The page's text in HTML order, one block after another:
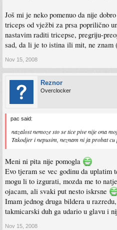
Još mi je neko pomenuo da nije
triceps od vježbi za prsa poprilično
nastavim raditi tricepse, pregriju-
sad, da li je to istina ili mit, ne znam
Nov 15, 2008
Reznor
Overclocker
pac said:
nazalost nemoze sto se tice pive nije ona
Takodjer i nepusim, neznam ni ja probat cu
Meni ni pita nije pomogla
Evo tjeram se vec godinu da uplatim
mogu li to izgurati, mozda me to
ojacam, ali svaki put nesto iskrsne
Imam jednog druga bildera u
takmicarski duh ga udario u glavu i
Nov 15, 2008